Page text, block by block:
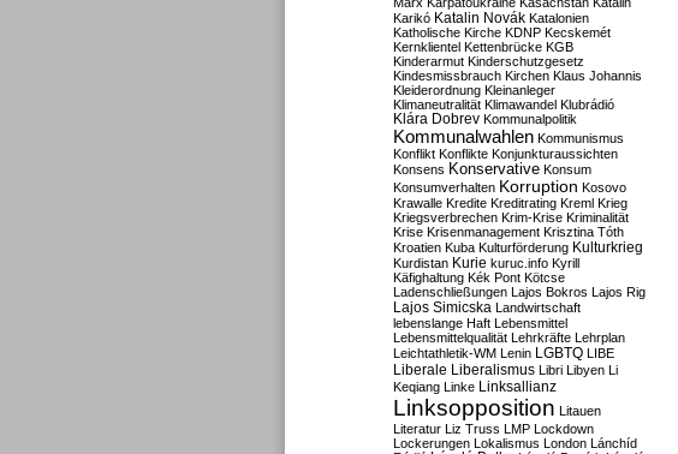
Karikó Katalin Novák Katalonien
Katholische Kirche KDNP Kecskemét
Kernklientel Kettenbrücke KGB
Kinderarmut Kinderschutzgesetz
Kindesmissbrauch Kirchen Klaus Johannis
Kleiderordnung Kleinanleger
Klimaneutralität Klimawandel Klubrádió
Klára Dobrev Kommunalpolitik
Kommunalwahlen Kommunismus
Konflikt Konflikte Konjunkturaussichten
Konsens Konservative Konsum
Konsumverhalten Korruption Kosovo
Krawalle Kredite Kreditrating Kreml Krieg
Kriegsverbrechen Krim-Krise Kriminalität
Krise Krisenmanagement Krisztina Tóth
Kroatien Kuba Kulturförderung Kulturkrieg
Kurdistan Kurie kuruc.info Kyrill
Käfighaltung Kék Pont Kötcse
Ladenschließungen Lajos Bokros Lajos Rig
Lajos Simicska Landwirtschaft
lebenslange Haft Lebensmittel
Lebensmittelqualität Lehrkräfte Lehrplan
Leichtathletik-WM Lenin LGBTQ LIBE
Liberale Liberalismus Libri Libyen Li
Keqiang Linke Linksallianz
Linksopposition Litauen
Literatur Liz Truss LMP Lockdown
Lockerungen Lokalismus London Lánchíd